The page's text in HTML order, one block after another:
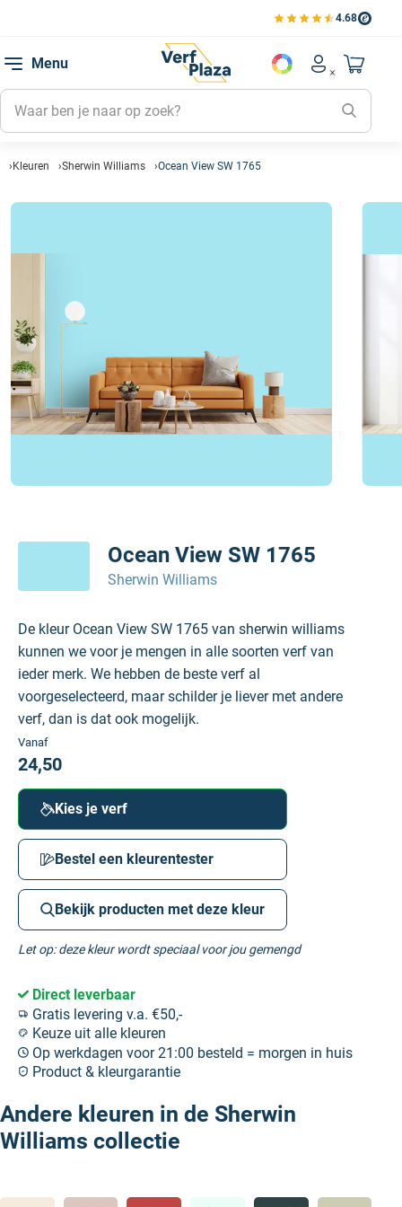
4.68
Bekijk de verfplaza
Menu
Account
Mijn
Mijn
Mijn
Naar
Kleuren Sherwin Williams Ocean View SW 1765
Ocean View SW 1765
Sherwin Williams
De kleur Ocean View SW 1765 van sherwin williams
kunnen we voor je mengen in alle soorten verf van
ieder merk. We hebben de beste verf al
voorgeselecteerd, maar schilder je liever met andere
verf, dan is dat ook mogelijk.
Vanaf
24,50
Kies je verf
Bestel een kleurentester
Bekijk producten met deze kleur
Let op: deze kleur wordt speciaal voor jou gemengd
Direct leverbaar
Gratis levering v.a. €50,-
Keuze uit alle kleuren
Op werkdagen voor 21:00 besteld = morgen in huis
Product & kleurgarantie
Andere kleuren in de Sherwin
Williams collectie